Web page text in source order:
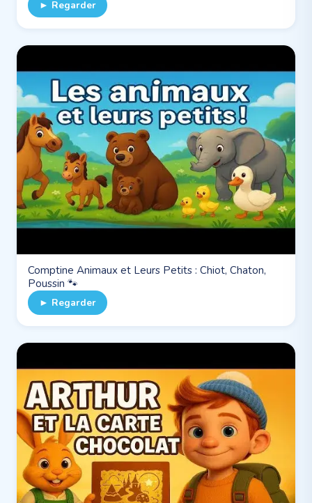
► Regarder
Comptine Animaux et Leurs Petits : Chiot, Chaton,
Poussin 🐾
► Regarder